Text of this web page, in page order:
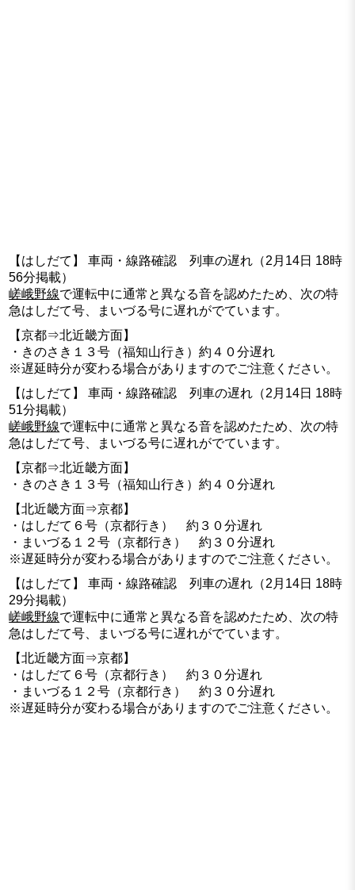
【はしだて】 車両・線路確認 列車の遅れ（2月14日 18時
56分掲載）
嵯峨野線で運転中に通常と異なる音を認めたため、次の特
急はしだて号、まいづる号に遅れがでています。
【京都⇒北近畿方面】
・きのさき１３号（福知山行き）約４０分遅れ
※遅延時分が変わる場合がありますのでご注意ください。
【はしだて】 車両・線路確認 列車の遅れ（2月14日 18時
51分掲載）
嵯峨野線で運転中に通常と異なる音を認めたため、次の特
急はしだて号、まいづる号に遅れがでています。
【京都⇒北近畿方面】
・きのさき１３号（福知山行き）約４０分遅れ
【北近畿方面⇒京都】
・はしだて６号（京都行き） 約３０分遅れ
・まいづる１２号（京都行き） 約３０分遅れ
※遅延時分が変わる場合がありますのでご注意ください。
【はしだて】 車両・線路確認 列車の遅れ（2月14日 18時
29分掲載）
嵯峨野線で運転中に通常と異なる音を認めたため、次の特
急はしだて号、まいづる号に遅れがでています。
【北近畿方面⇒京都】
・はしだて６号（京都行き） 約３０分遅れ
・まいづる１２号（京都行き） 約３０分遅れ
※遅延時分が変わる場合がありますのでご注意ください。